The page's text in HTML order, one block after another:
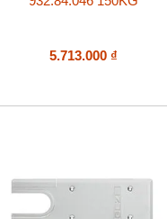
5.713.000 ₫